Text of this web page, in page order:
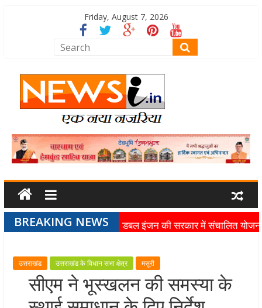
Friday, August 7, 2026
BREAKING NEWS
डबल इंजन की सरकार में संचालित
रहा है: मुख्यमंत्री
मुख्यमंत्री पुष्कर सिंह धामी ने हरकी पैड़ी
लेकर कांवड़ यात्रा मार्ग पर हेलीकॉप्टर से
शिवभक्तों पर पुष्पवर्षा कर उनका स्वागत
उत्तराखंड उत्तराखंड के विधान सभा क्षेत्र मसूरी
सीएम ने भूस्खलन की समस्या के